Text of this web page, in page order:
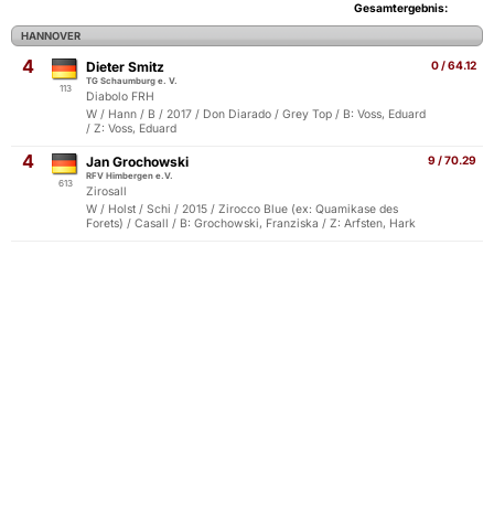
Gesamtergebnis:
HANNOVER
4
113
0 / 64.12
Dieter Smitz
TG Schaumburg e. V.
Diabolo FRH
W / Hann / B / 2017 / Don Diarado / Grey Top / B: Voss, Eduard
/ Z: Voss, Eduard
4
613
9 / 70.29
Jan Grochowski
RFV Himbergen e.V.
Zirosall
W / Holst / Schi / 2015 / Zirocco Blue (ex: Quamikase des
Forets) / Casall / B: Grochowski, Franziska / Z: Arfsten, Hark